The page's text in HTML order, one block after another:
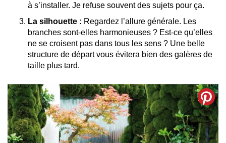
à s’installer. Je refuse souvent des sujets pour ça.
La silhouette : Regardez l’allure générale. Les
branches sont-elles harmonieuses ? Est-ce qu’elles
ne se croisent pas dans tous les sens ? Une belle
structure de départ vous évitera bien des galères de
taille plus tard.